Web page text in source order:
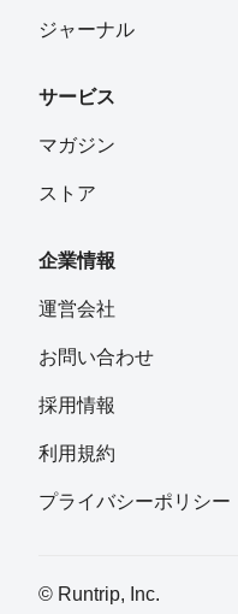
ジャーナル
サービス
マガジン
ストア
企業情報
運営会社
お問い合わせ
採用情報
利用規約
プライバシーポリシー
© Runtrip, Inc.